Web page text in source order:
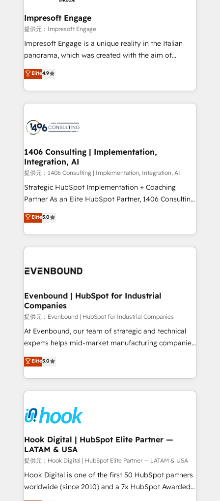
and we're focused on HubSpot. We work with some
of HubSpot's most important customers to generate
value from the platform in the long term. 🤖 We have
worked 400+ HubSpot customers across industries
but specialise in the more complex projects where
represent key aspects of the project's success.
Impresoft Engage
提供元：Impresoft Engage
Impresoft Engage is a unique reality in the Italian
panorama, which was created with the aim of
putting Customer Experience at the center by
creating digital environments capable of integrating
people, processes and data. We offer the best
digital solutions on the market, ranging from CRM
marketing automation to online and offline sales
allowing companies to optimize processes and meet
the needs of the customer. We are part of Impresoft
Group, a group of specialized and complementary
companies that divide their offer into 4
Competence Centers: Smart Manufacturing,
The synergies generated by these integrations,
together with the combination of talents, skills,
to accompany companies on their digital
Elite4.9
1406 Consulting | Implementation,
Integration, AI
提供元：1406 Consulting | Implementation, Integration, AI
Strategic HubSpot Implementation + Coaching
Partner As an Elite HubSpot Partner, 1406 Consulting
helps mid-market revenue teams transform how
they sell, market, and serve. We don't just build your
HubSpot—we teach your team to own it, then stay
to help you keep winning. What We Do ⚙️ CRM
Data & Content 📈 Sales & Marketing Alignment +
Agent Creation 🔄 Custom Integrations & Data
Migration Why 1406 We become part of your team.
Your team learns while we build. We fix what others
broke. Built for mid-market reality—practical
solutions that work with your actual headcount and
HubSpot partners 🔄 Top 5% globally in client
retention 📅 8+ years of consistent results since 2017
move beyond spreadsheets into unified systems
that drive real business results.
Elite5.0
Evenbound | HubSpot for Industrial
Companies
提供元：Evenbound | HubSpot for Industrial Companies
At Evenbound, our team of strategic and technical
experts helps mid-market manufacturing companies
achieve real growth. We specialize in delivering
tailored solutions that drive results by leveraging
HubSpot’s platform and data to fuel success.
Technical Solutions: - HubSpot Technical Consulting -
Onboarding - Data Migration & Integrations -
Technical Audit & Optimization Strategic Solutions: -
Revenue Operations - Inbound Marketing -
Outbound Marketing - HubSpot CMS Website
Design & Development We empower our clients to
reach their full potential by providing transparent,
relationship-driven support. With over 300 HubSpot
Elite5.0
Hook Digital | HubSpot Elite Partner —
LATAM & USA
提供元：Hook Digital | HubSpot Elite Partner — LATAM & USA
Hook Digital is one of the first 50 HubSpot partners
worldwide (since 2010) and a 7x HubSpot Awarded
Elite Partner. With 500+ projects across the U.S.,